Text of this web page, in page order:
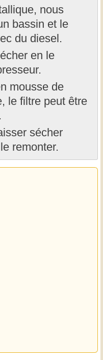
nous
bassin et le
du diesel.
en le
mousse de
le filtre peut être
sécher
remonter.